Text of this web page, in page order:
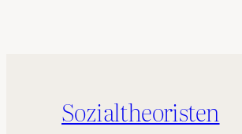
Sozialtheoristen